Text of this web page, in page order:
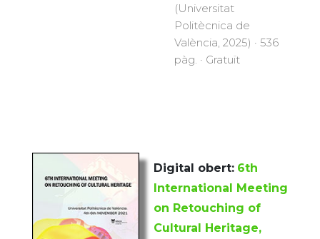
(Universitat
Politècnica de
València, 2025) · 536
pàg. · Gratuït
Digital obert: 6th
International Meeting
on Retouching of
Cultural Heritage,